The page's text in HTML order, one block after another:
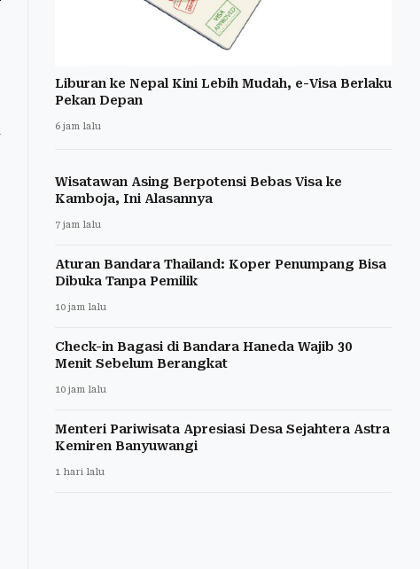
Liburan ke Nepal Kini Lebih Mudah, e-Visa Berlaku
Pekan Depan
6 jam lalu
Wisatawan Asing Berpotensi Bebas Visa ke
Kamboja, Ini Alasannya
7 jam lalu
Aturan Bandara Thailand: Koper Penumpang Bisa
Dibuka Tanpa Pemilik
10 jam lalu
Check-in Bagasi di Bandara Haneda Wajib 30
Menit Sebelum Berangkat
10 jam lalu
Menteri Pariwisata Apresiasi Desa Sejahtera Astra
Kemiren Banyuwangi
1 hari lalu